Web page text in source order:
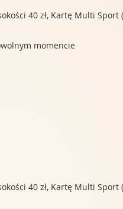
40 zł, Kartę Multi Sport
momencie
40 zł, Kartę Multi Sport